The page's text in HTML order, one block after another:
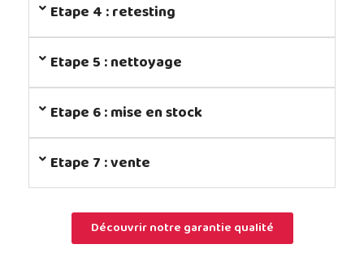
Etape 4 : retesting
Etape 5 : nettoyage
Etape 6 : mise en stock
Etape 7 : vente
Découvrir notre garantie qualité